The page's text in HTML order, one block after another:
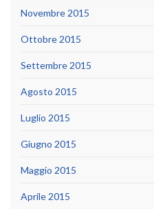
Novembre 2015
Ottobre 2015
Settembre 2015
Agosto 2015
Luglio 2015
Giugno 2015
Maggio 2015
Aprile 2015